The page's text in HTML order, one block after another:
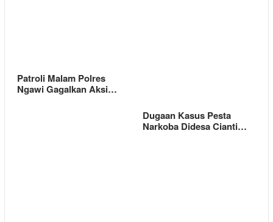
Patroli Malam Polres
Ngawi Gagalkan Aksi…
Dugaan Kasus Pesta
Narkoba Didesa Cianti…